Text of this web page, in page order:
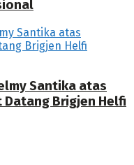
Santika atas
Datang Brigjen Helfi